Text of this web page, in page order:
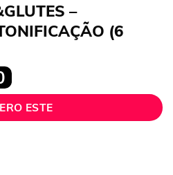
–
(6
O
preço
atual
é:
ESTE